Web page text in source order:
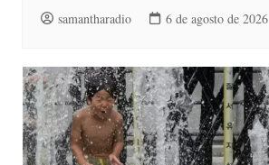
samantharadio 6 de agosto de 2026